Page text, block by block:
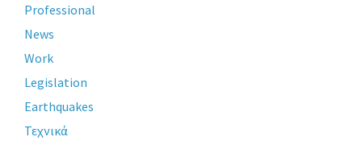
Professional
News
Work
Legislation
Earthquakes
Τεχνικά